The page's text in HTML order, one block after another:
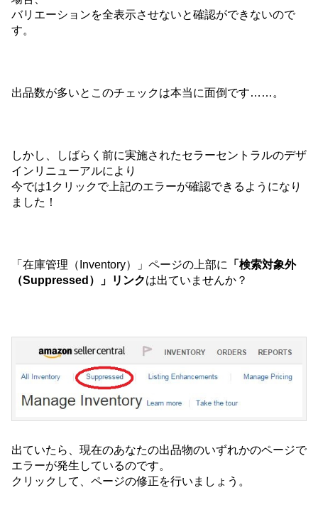
バリエーションを全表示させないと確認ができないので
す。
出品数が多いとこのチェックは本当に面倒です……。
しかし、しばらく前に実施されたセラーセントラルのデザ
インリニューアルにより
今では1クリックで上記のエラーが確認できるようになり
ました！
「在庫管理（Inventory）」ページの上部に
「検索対象外
（Suppressed）」リンクは出ていませんか？
出ていたら、現在のあなたの出品物のいずれかのページで
エラーが発生しているのです。
クリックして、ページの修正を行いましょう。